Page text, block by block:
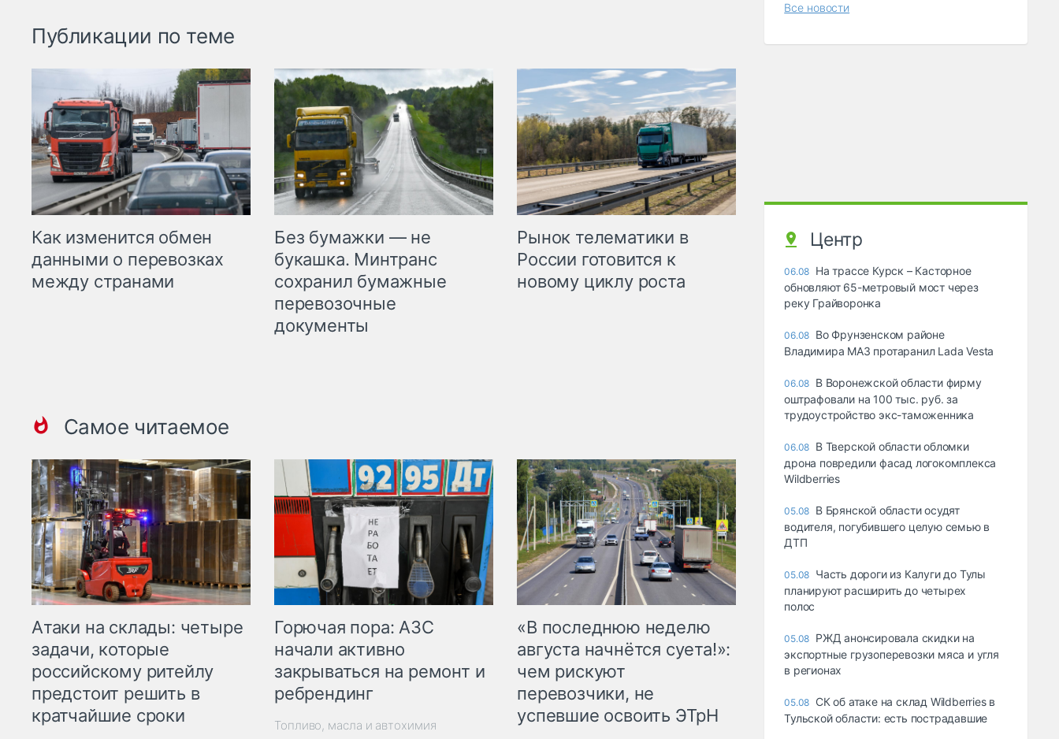
Публикации по теме
Как изменится обмен
данными о перевозках
между странами
Без бумажки — не
букашка. Минтранс
сохранил бумажные
перевозочные
документы
Рынок телематики в
России готовится к
новому циклу роста
Самое читаемое
Атаки на склады: четыре
задачи, которые
российскому ритейлу
предстоит решить в
кратчайшие сроки
Горючая пора: АЗС
начали активно
закрываться на ремонт и
ребрендинг
Топливо, масла и автохимия
«В последнюю неделю
августа начнётся суета!»:
чем рискуют
перевозчики, не
успевшие освоить ЭТрН
Все новости
Центр
06.08 На трассе Курск – Касторное
обновляют 65-метровый мост через
реку Грайворонка
06.08 Во Фрунзенском районе
Владимира МАЗ протаранил Lada Vesta
06.08 В Воронежской области фирму
оштрафовали на 100 тыс. руб. за
трудоустройство экс-таможенника
06.08 В Тверской области обломки
дрона повредили фасад логокомплекса
Wildberries
05.08 В Брянской области осудят
водителя, погубившего целую семью в
ДТП
05.08 Часть дороги из Калуги до Тулы
планируют расширить до четырех
полос
05.08 РЖД анонсировала скидки на
экспортные грузоперевозки мяса и угля
в регионах
05.08 СК об атаке на склад Wildberries в
Тульской области: есть пострадавшие